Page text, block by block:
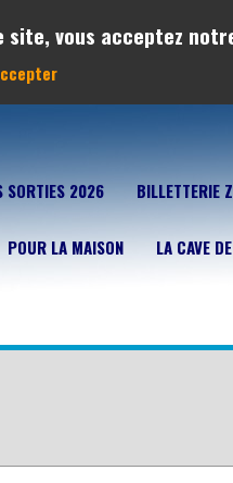
vous acceptez
SORTIES 2026 BILLETTERIE
POUR LA MAISON LA CAVE